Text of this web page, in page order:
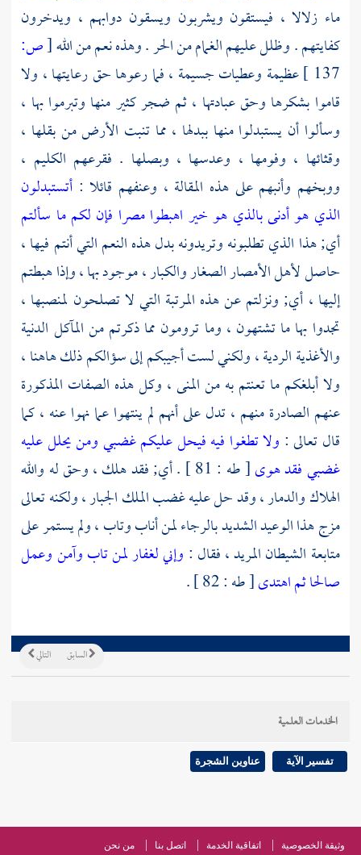
ماء زلالا ، فيستقون ويشربون ويسقون دوابهم ، ويدخرون
كفايتهم . وظلل عليهم الغمام من الحر . وهذه نعم من الله[ص:
137 ] عظيمة وعطيات جسيمة ، فما رعوها حق رعايتها ، ولا
قاموا بشكرها وحق عبادتها ، ثم ضجر كثير منها وتبرموا بها ،
وسألوا أن يستبدلوا منها ببدلها ، مما تنبت الأرض من بقلها ،
وقثائها ، وفومها ، وعدسها ، وبصلها . فقرعهم الكليم ،
ووبخهم وأنبهم على هذه المقالة ، وعنفهم قائلا : أتستبدلون
الذي هو أدنى بالذي هو خير اهبطوا مصرا فإن لكم ما سألتم
أي; هذا الذي تطلبونه وتريدونه بدل هذه النعم التي أنتم فيها ،
حاصل لأهل الأمصار الصغار والكبار ، موجود بها ، وإذا هبطتم
إليها ، أي; ونزلتم عن هذه المرتبة التي لا تصلحون لمنصبها ،
تجدوا بها ما تشتهون ، وما ترومون مما ذكرتم من المآكل الدنية
والأغذية الردية ، ولكني لست أجيبكم إلى سؤالكم ذلك هاهنا ،
ولا أبلغكم ما تعنتم به من المنى ، وكل هذه الصفات المذكورة
عنهم الصادرة منهم ، تدل على أنهم لم ينتهوا عما نهوا عنه ، كما
قال تعالى : ولا تطغوا فيه فيحل عليكم غضبي ومن يحلل عليه
غضبي فقد هوى
[ طه : 81 ] . أي; فقد هلك ، وحق له والله
الهلاك والدمار ، وقد حل عليه غضب الملك الجبار ، ولكنه تعالى
مزج هذا الوعيد الشديد بالرجاء لمن أناب وتاب ، ولم يستمر على
متابعة الشيطان المريد ، فقال : وإني لغفار لمن تاب وآمن وعمل
صالحا ثم اهتدى[ طه : 82 ] .
التالي السابق
الخدمات العلمية
تفسير الآية عناوين الشجرة
وثيقة الخصوصية اتفاقية الخدمة اتصل بنا من نحن